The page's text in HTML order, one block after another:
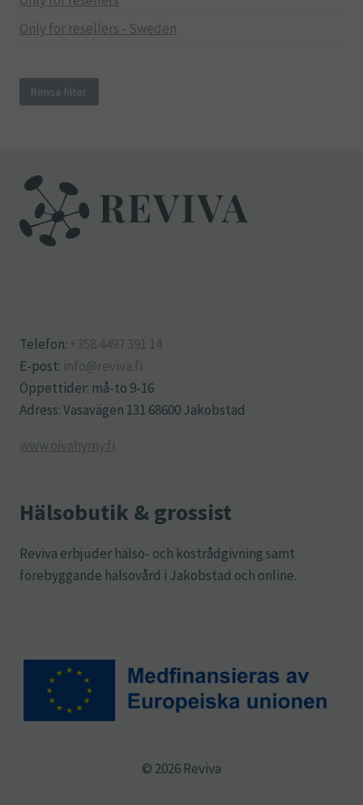
Only for resellers - Sweden
Rensa filter
Telefon: +358 4497 391 14
E-post: info@reviva.fi
Öppettider: må-to 9-16
Adress: Vasavägen 131 68600 Jakobstad
www.oivahymy.fi
Hälsobutik & grossist
Reviva erbjuder hälso- och kostrådgivning samt
förebyggande hälsovård i Jakobstad och online.
© 2026 Reviva